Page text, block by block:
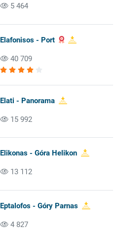
5 464
Elafonisos - Port
40 709
Elati - Panorama
15 992
Elikonas - Góra Helikon
13 112
Eptalofos - Góry Parnas
4 827